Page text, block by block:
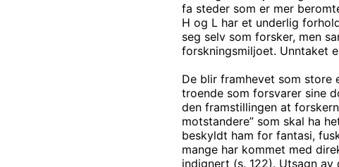
fa steder som er mer
H og L har et underlig
seg selv som forsker, men
forskningsmiljoet. Unntaket
De blir framhevet som store
troende som forsvarer sine
den framstillingen at
motstandere” som skal ha
beskyldt ham for fantasi,
mange har kommet med
indignert (s. 122). Utsagn